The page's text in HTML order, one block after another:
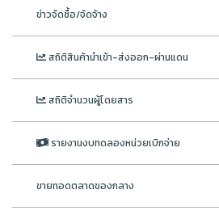
ข่าวจัดซื้อ/จัดจ้าง
สถิติสินค้านำเข้า-ส่งออก-ผ่านแดน
สถิติจำนวนผู้โดยสาร
รายงานงบทดลองหน่วยเบิกจ่าย
ขายทอดตลาดของกลาง